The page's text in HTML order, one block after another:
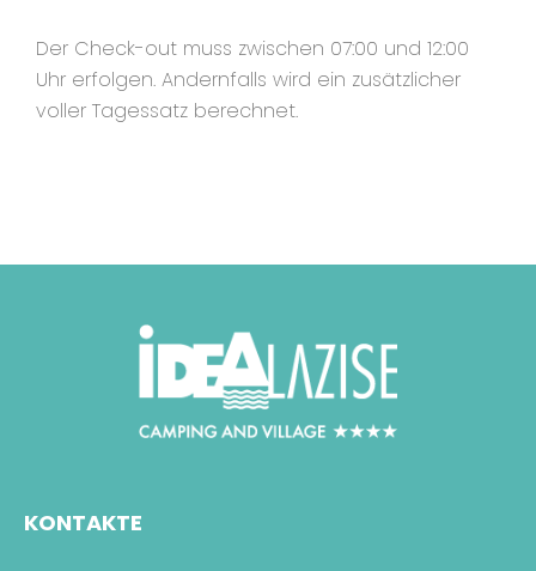
Galerie
Der Check-out muss zwischen 07:00 und 12:00
Uhr erfolgen. Andernfalls wird ein zusätzlicher
voller Tagessatz berechnet.
KONTAKTE